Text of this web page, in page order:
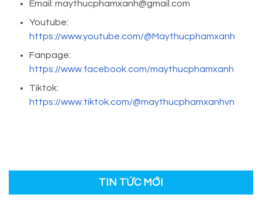
Email: maythucphamxanh@gmail.com
Youtube:
https://www.youtube.com/@Maythucphamxanh
Fanpage:
https://www.facebook.com/maythucphamxanh
Tiktok:
https://www.tiktok.com/@maythucphamxanhvn
TIN TỨC MỚI